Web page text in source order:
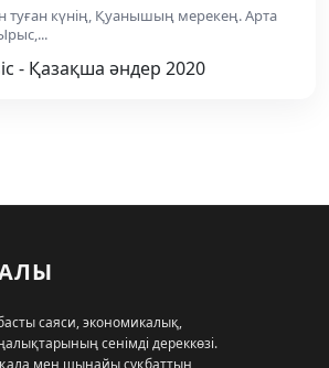
туған күнің, Қуанышың мерекең. Арта
- Қазақша әндер 2020
басты саяси, экономикалық,
сенімді дереккөзі.
мен шынайы сұқбаттың